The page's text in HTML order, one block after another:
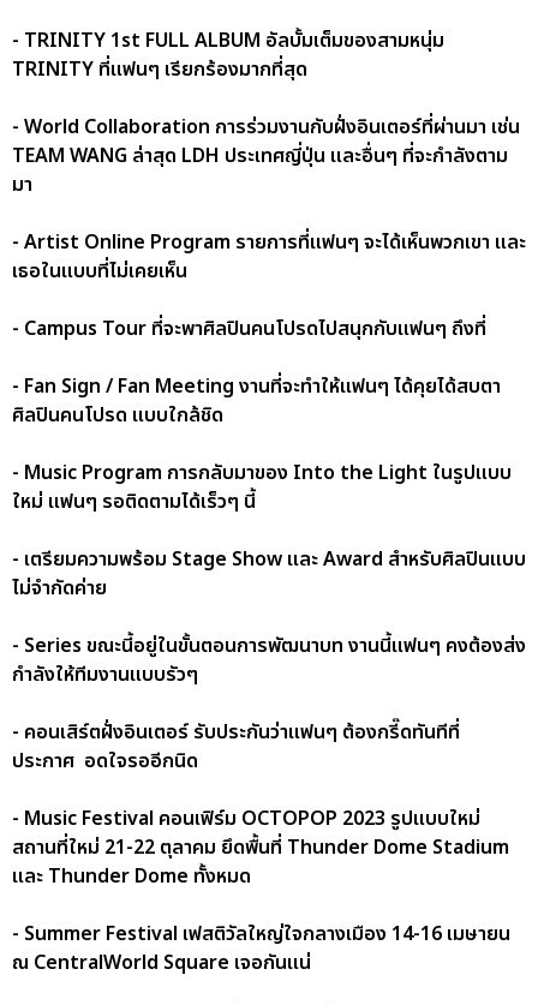
- TRINITY 1st FULL ALBUM อัลบั้มเต็มของสามหนุ่ม
TRINITY ที่แฟนๆ เรียกร้องมากที่สุด
- World Collaboration การร่วมงานกับฝั่งอินเตอร์ที่ผ่านมา เช่น
TEAM WANG ล่าสุด LDH ประเทศญี่ปุ่น และอื่นๆ ที่จะกำลังตาม
มา
- Artist Online Program รายการที่แฟนๆ จะได้เห็นพวกเขา และ
เธอในแบบที่ไม่เคยเห็น
- Campus Tour ที่จะพาศิลปินคนโปรดไปสนุกกับแฟนๆ ถึงที่
- Fan Sign / Fan Meeting งานที่จะทำให้แฟนๆ ได้คุยได้สบตา
ศิลปินคนโปรด แบบใกล้ชิด
- Music Program การกลับมาของ Into the Light ในรูปแบบ
ใหม่ แฟนๆ รอติดตามได้เร็วๆ นี้
- เตรียมความพร้อม Stage Show และ Award สำหรับศิลปินแบบ
ไม่จำกัดค่าย
- Series ขณะนี้อยู่ในขั้นตอนการพัฒนาบท งานนี้แฟนๆ คงต้องส่ง
กำลังให้ทีมงานแบบรัวๆ
- คอนเสิร์ตฝั่งอินเตอร์ รับประกันว่าแฟนๆ ต้องกรี๊ดทันทีที่
ประกาศ อดใจรออีกนิด
- Music Festival คอนเฟิร์ม OCTOPOP 2023 รูปแบบใหม่
สถานที่ใหม่ 21-22 ตุลาคม ยึดพื้นที่ Thunder Dome Stadium
และ Thunder Dome ทั้งหมด
- Summer Festival เฟสติวัลใหญ่ใจกลางเมือง 14-16 เมษายน
ณ CentralWorld Square เจอกันแน่